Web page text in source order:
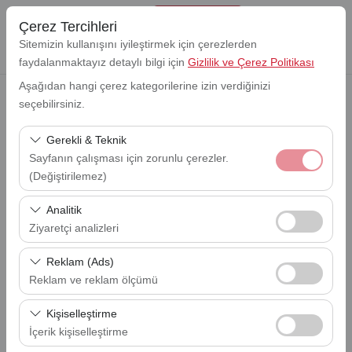
Çerez Tercihleri
Sitemizin kullanışını iyileştirmek için çerezlerden
faydalanmaktayız detaylı bilgi için Gizlilik ve Çerez Politikası
Aşağıdan hangi çerez kategorilerine izin verdiğinizi
seçebilirsiniz.
Gerekli & Teknik
Sayfanın çalışması için zorunlu çerezler.
(Değiştirilemez)
Bu çerezler sitenin doğru şekilde çalışması, güvenlik,
oturum yönetimi ve temel işlevler için gereklidir. Devre
dışı bırakılamaz.
Analitik
Ziyaretçi analizleri
Bu çerezler, sitemizin nasıl kullanıldığını (ziyaretçi sayısı,
en çok ziyaret edilen sayfalar, kullanıcı davranışları)
analiz etmemizi sağlar. Bu veriler, web sitesi
performansını ölçmek ve kullanıcı deneyimini sürekli
iyileştirmek için kullanılır.
Reklam (Ads)
Reklam ve reklam ölçümü
Bu çerezler, size ilgi alanlarınıza uygun kişiselleştirilmiş
reklamlar göstermemize ve reklam kampanyalarımızın
etkinliğini (gösterim sayısı, tıklama oranı) ölçmemize
Kişiselleştirme
İçerik kişiselleştirme
Lefkoşa Ercan Havalimanı (ECN)
Bırakış Lokasyon
Lefkoşa Ercan Havalimanı (ECN)
Alış Tarihi
Bırakış Tarihi
EN UYGUN ARACI BUL